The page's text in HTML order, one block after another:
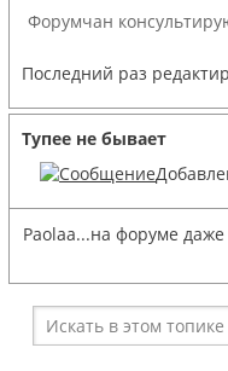
Форумчан
Последний раз
Тупее не бывает
Paolaa...на форуме